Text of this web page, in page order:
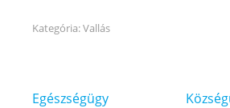
Kategória:Vallás
Bejegyzés
Egészségügy